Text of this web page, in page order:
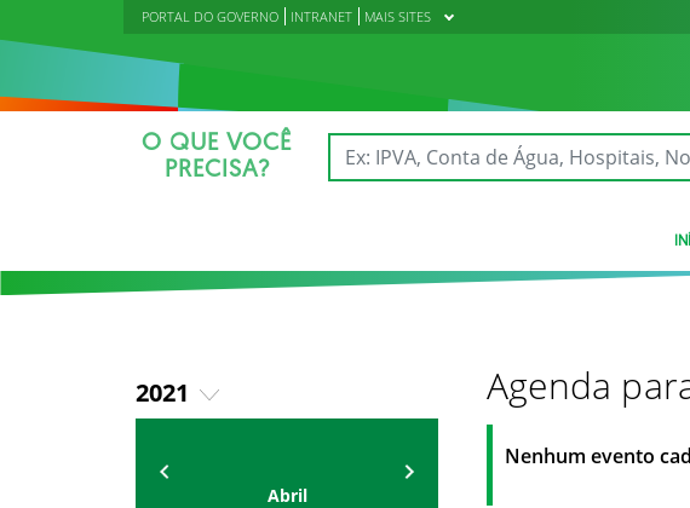
PORTAL DO GOVERNO INTRANET MAIS SITES
O QUE VOCÊ
PRECISA?
2021
2019
Abril
Agenda
Nenhum evento